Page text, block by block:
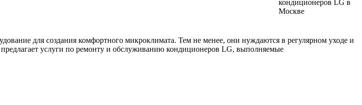
для создания комфортного микроклимата. Тем не менее, они нуждаются в регулярном уходе и
услуги по ремонту и обслуживанию кондиционеров LG, выполняемые